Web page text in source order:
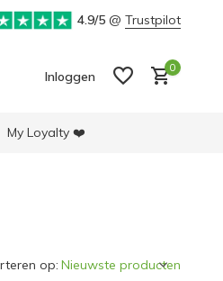
4.9/5 @ Trustpilot
Inloggen
0
My Loyalty ❤️
op: